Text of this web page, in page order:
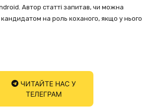
Автор статті запитав, чи можна
на роль коханого, якщо у нього
ЧИТАЙТЕ НАС У
ТЕЛЕГРАМ